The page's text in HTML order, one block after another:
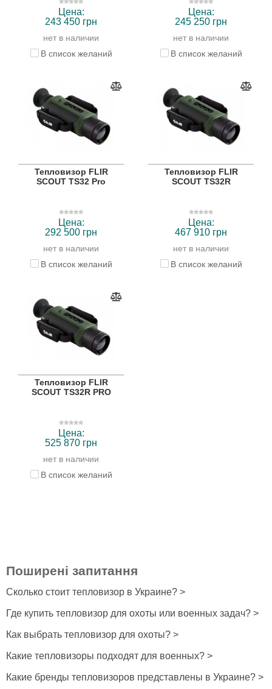
Цена:
243 450 грн
нет в наличии
В список желаний
Цена:
245 250 грн
нет в наличии
В список желаний
Тепловизор FLIR
SCOUT TS32 Pro
Цена:
292 500 грн
нет в наличии
В список желаний
Тепловизор FLIR
SCOUT TS32R
Цена:
467 910 грн
нет в наличии
В список желаний
Тепловизор FLIR
SCOUT TS32R PRO
Цена:
525 870 грн
нет в наличии
В список желаний
Поширені запитання
Сколько стоит тепловизор в Украине? >
Где купить тепловизор для охоты или военных задач? >
Как выбрать тепловизор для охоты? >
Какие тепловизоры подходят для военных? >
Какие бренды тепловизоров представлены в Украине? >